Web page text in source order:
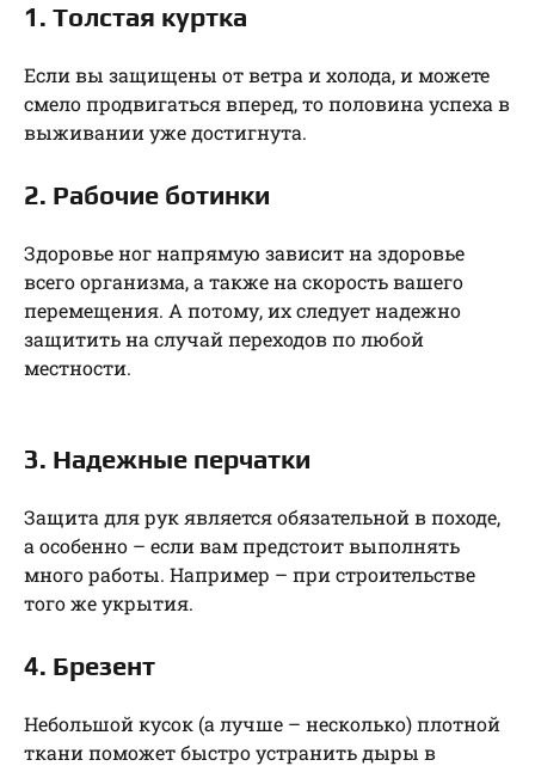
1. Толстая куртка
Если вы защищены от ветра и холода, и можете
смело продвигаться вперед, то половина успеха в
выживании уже достигнута.
2. Рабочие ботинки
Здоровье ног напрямую зависит на здоровье
всего организма, а также на скорость вашего
перемещения. А потому, их следует надежно
защитить на случай переходов по любой
местности.
3. Надежные перчатки
Защита для рук является обязательной в походе,
а особенно – если вам предстоит выполнять
много работы. Например – при строительстве
того же укрытия.
4. Брезент
Небольшой кусок (а лучше – несколько) плотной
ткани поможет быстро устранить дыры в